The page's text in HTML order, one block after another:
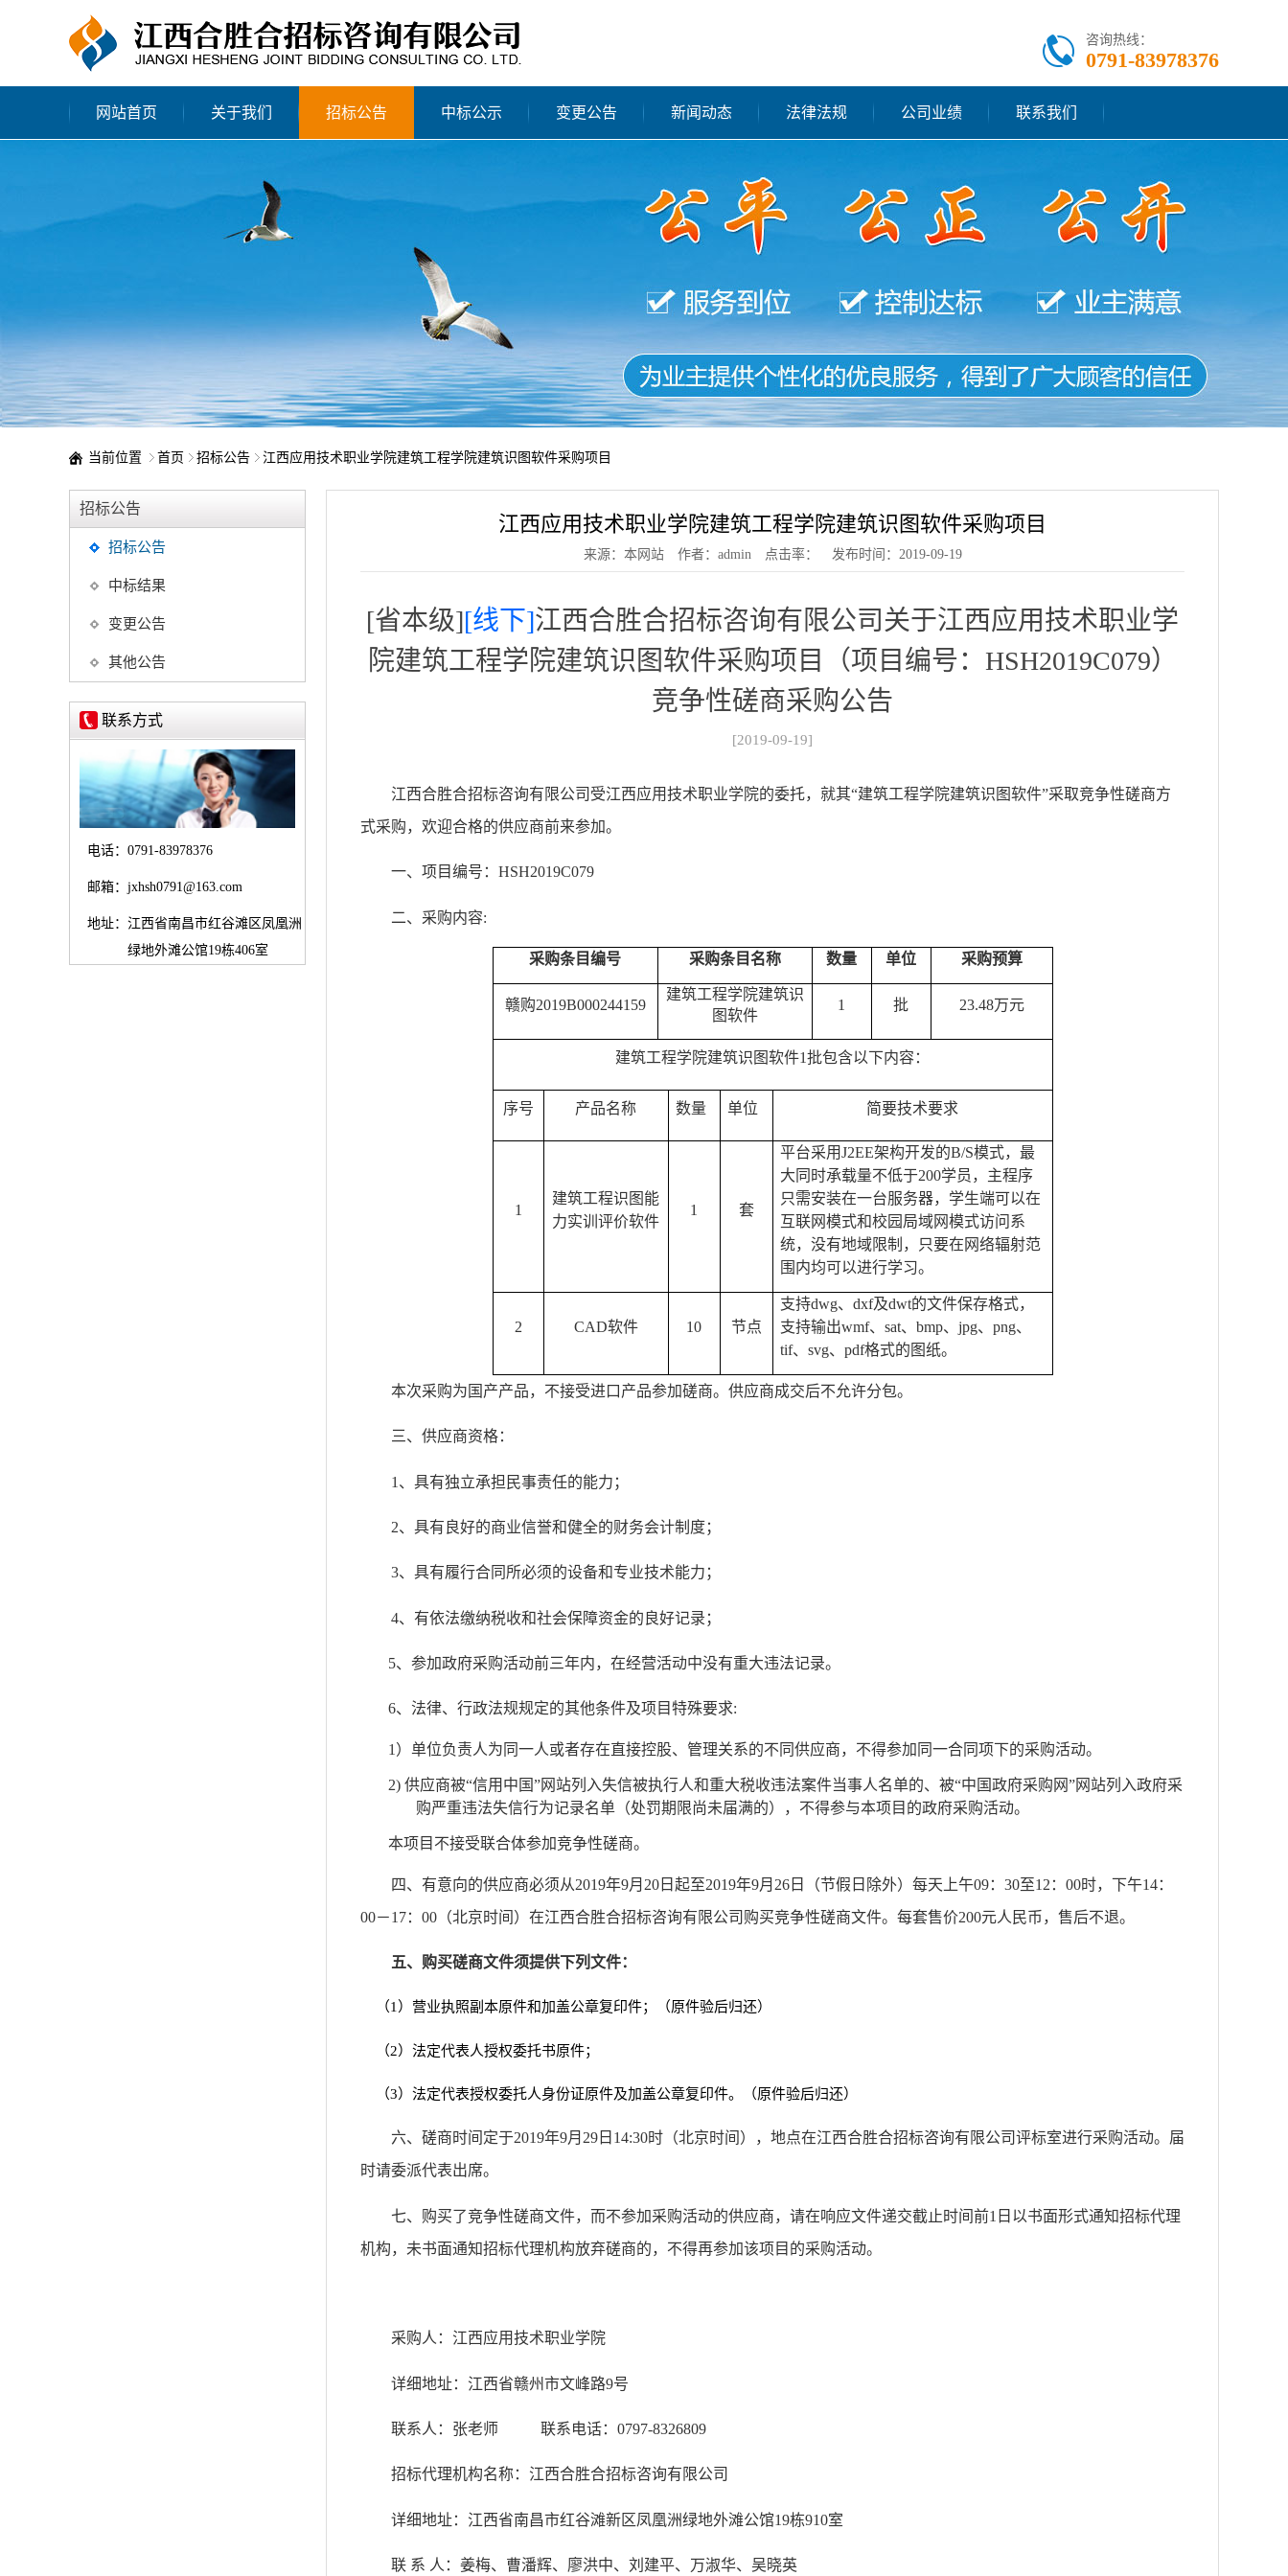
咨询热线：
0791-83978376
网站首页 关于我们 招标公告 中标公示 变更公告 新闻动态 法律法规 公司业绩 联系我们
当前位置 首页 招标公告 江西应用技术职业学院建筑工程学院建筑识图软件采购项目
招标公告
招标公告
中标结果
变更公告
其他公告
江西应用技术职业学院建筑工程学院建筑识图软件采购项目
来源：本网站 作者：admin 点击率： 发布时间：2019-09-19
[省本级][线下]江西合胜合招标咨询有限公司关于江西应用技术职业学
院建筑工程学院建筑识图软件采购项目（项目编号：HSH2019C079）
竞争性磋商采购公告
[2019-09-19]
江西合胜合招标咨询有限公司受江西应用技术职业学院的委托，就其“建筑工程学院建筑识图软件”采取竞争性磋商方
式采购，欢迎合格的供应商前来参加。
一、项目编号：HSH2019C079
二、采购内容:
采购条目编号 采购条目名称 数量 单位 采购预算
赣购2019B000244159
建筑工程学院建筑识
图软件
1 批 23.48万元
建筑工程学院建筑识图软件1批包含以下内容：
序号 产品名称 数量 单位 简要技术要求
1
建筑工程识图能
力实训评价软件
1 套
平台采用J2EE架构开发的B/S模式，最
大同时承载量不低于200学员，主程序
只需安装在一台服务器，学生端可以在
互联网模式和校园局域网模式访问系
统，没有地域限制，只要在网络辐射范
围内均可以进行学习。
2 CAD软件 10 节点
支持dwg、dxf及dwt的文件保存格式，
支持输出wmf、sat、bmp、jpg、png、
tif、svg、pdf格式的图纸。
本次采购为国产产品，不接受进口产品参加磋商。供应商成交后不允许分包。
三、供应商资格：
1 、具有独立承担民事责任的能力；
2、具有良好的商业信誉和健全的财务会计制度；
3、具有履行合同所必须的设备和专业技术能力；
4、有依法缴纳税收和社会保障资金的良好记录；
5、参加政府采购活动前三年内，在经营活动中没有重大违法记录。
6、法律、行政法规规定的其他条件及项目特殊要求:
1 ）单位负责人为同一人或者存在直接控股、管理关系的不同供应商，不得参加同一合同项下的采购活动。
2)供应商被“信用中国”网站列入失信被执行人和重大税收违法案件当事人名单的、被“中国政府采购网”网站列入政府采
购严重违法失信行为记录名单（处罚期限尚未届满的），不得参与本项目的政府采购活动。
本项目不接受联合体参加竞争性磋商。
四、有意向的供应商必须从2019年9月20日起至2019年9月26日
（节假日除外）每天上午09：30至12：00时，下午14：
00－17：00（北京时间）在江西合胜合招标咨询有限公司购买竞争性磋商文件。每套售价200元人民币，售后不退。
五、购买磋商文件须提供下列文件：
（1）营业执照副本原件和加盖公章复印件；（原件验后归还）
（2）法定代表人授权委托书原件；
（3）法定代表授权委托人身份证原件及加盖公章复印件。（原件验后归还）
六、磋商时间定于2019年9月29日14:30时（北京时间），地点在江西合胜合招标咨询有限公司评标室进行采购活动。届
时请委派代表出席。
七、购买了竞争性磋商文件，而不参加采购活动的供应商，请在响应文件递交截止时间前1日以书面形式通知招标代理
机构，未书面通知招标代理机构放弃磋商的，不得再参加该项目的采购活动。
采购人：江西应用技术职业学院
详细地址：江西省赣州市文峰路9号
联系人：张老师 联系电话： 0797-8326809
招标代理机构名称：江西合胜合招标咨询有限公司
详细地址：江西省南昌市红谷滩新区凤凰洲绿地外滩公馆19栋910室
联 系 人：姜梅、曹潘辉、廖洪中、刘建平、万淑华、吴晓英
联系方式
电话： 0791-83978376
邮箱： jxhsh0791@163.com
地址： 江西省南昌市红谷滩区凤凰洲
绿地外滩公馆19栋406室